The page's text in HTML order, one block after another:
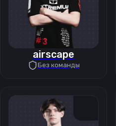
airscape
Без команды